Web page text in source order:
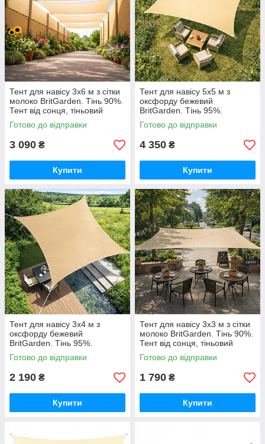
Тент для навісу 3х6 м з сітки
молоко BritGarden. Тінь 90%.
Тент від сонця, тіньовий
навіс, тент сонцезахисний
GoodPlace
Готово до відправки
3 090 ₴
Купити
Тент для навісу 5х5 м з
оксфорду бежевий
BritGarden. Тінь 95%.
Водонепроникний тент від
дощу та сонця GoodPlace
Готово до відправки
4 350 ₴
Купити
Тент для навісу 3х4 м з
оксфорду бежевий
BritGarden. Тінь 95%.
Водонепроникний тент від
дощу та сонця GoodPlace
Готово до відправки
2 190 ₴
Купити
Тент для навісу 3х3 м з сітки
молоко BritGarden. Тінь 90%.
Тент від сонця, тіньовий
навіс, тент сонцезахисний
GoodPlace
Готово до відправки
1 790 ₴
Купити